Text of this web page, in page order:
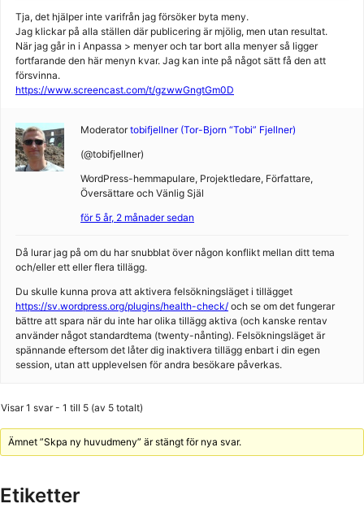
Tja, det hjälper inte varifrån jag försöker byta meny.
Jag klickar på alla ställen där publicering är mjölig, men utan resultat.
När jag går in i Anpassa > menyer och tar bort alla menyer så ligger
fortfarande den här menyn kvar. Jag kan inte på något sätt få den att
försvinna.
https://www.screencast.com/t/gzwwGngtGm0D
Moderator tobifjellner (Tor-Bjorn “Tobi” Fjellner)
(@tobifjellner)
WordPress-hemmapulare, Projektledare, Författare,
Översättare och Vänlig Själ
för 5 år, 2 månader sedan
Då lurar jag på om du har snubblat över någon konflikt mellan ditt tema
och/eller ett eller flera tillägg.
Du skulle kunna prova att aktivera felsökningsläget i tillägget
https://sv.wordpress.org/plugins/health-check/ och se om det fungerar
bättre att spara när du inte har olika tillägg aktiva (och kanske rentav
använder något standardtema (twenty-nånting). Felsökningsläget är
spännande eftersom det låter dig inaktivera tillägg enbart i din egen
session, utan att upplevelsen för andra besökare påverkas.
Visar 1 svar - 1 till 5 (av 5 totalt)
Ämnet ”Skpa ny huvudmeny” är stängt för nya svar.
Etiketter